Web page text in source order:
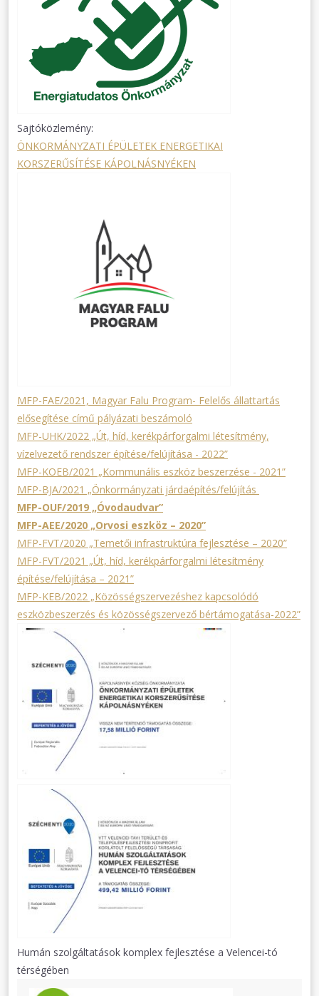
Sajtóközlemény:
ÖNKORMÁNYZATI ÉPÜLETEK ENERGETIKAI
KORSZERŰSÍTÉSE KÁPOLNÁSNYÉKEN
MFP-FAE/2021, Magyar Falu Program- Felelős állattartás
elősegítése című pályázati beszámoló
MFP-UHK/2022 „Út, híd, kerékpárforgalmi létesítmény,
vízelvezető rendszer építése/felújítása - 2022”
MFP-KOEB/2021 „Kommunális eszköz beszerzése - 2021”
MFP-BJA/2021 „Önkormányzati járdaépítés/felújítás
MFP-OUF/2019 „Óvodaudvar”
MFP-AEE/2020 „Orvosi eszköz – 2020”
MFP-FVT/2020 „Temetői infrastruktúra fejlesztése – 2020”
MFP-FVT/2021 „Út, híd, kerékpárforgalmi létesítmény
építése/felújítása – 2021”
MFP-KEB/2022 „Közösségszervezéshez kapcsolódó
eszközbeszerzés és közösségszervező bértámogatása-2022”
Humán szolgáltatások komplex fejlesztése a Velencei-tó
térségében